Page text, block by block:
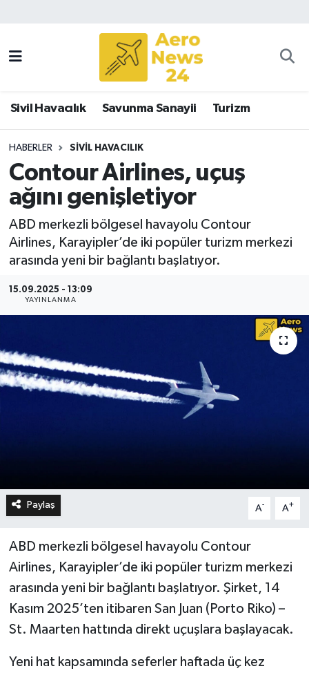
Sivil Havacılık Savunma Sanayii Turizm
HABERLER SIVIL HAVACILIK
Contour Airlines, uçuş
ağını genişletiyor
ABD merkezli bölgesel havayolu Contour
Airlines, Karayipler’de iki popüler turizm merkezi
arasında yeni bir bağlantı başlatıyor.
15.09.2025 - 13:09
YAYINLANMA
Paylaş A- A+
ABD merkezli bölgesel havayolu Contour
Airlines, Karayipler’de iki popüler turizm merkezi
arasında yeni bir bağlantı başlatıyor. Şirket, 14
Kasım 2025’ten itibaren San Juan (Porto Riko) –
St. Maarten hattında direkt uçuşlara başlayacak.
Yeni hat kapsamında seferler haftada üç kez